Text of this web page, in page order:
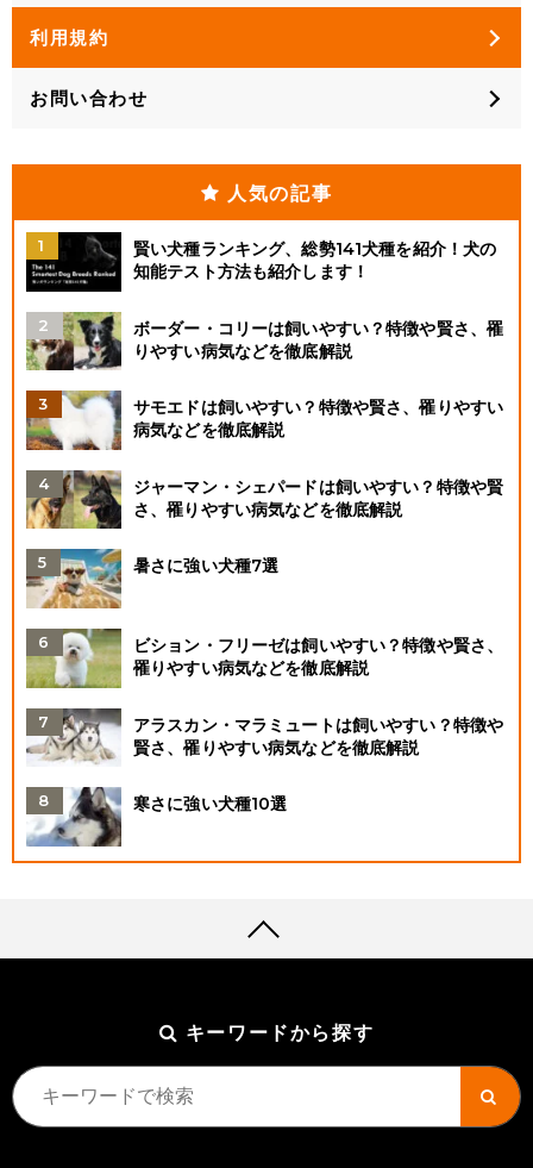
利用規約
お問い合わせ
人気の記事
賢い犬種ランキング、総勢141犬種を紹介！犬の
知能テスト方法も紹介します！
ボーダー・コリーは飼いやすい？特徴や賢さ、罹
りやすい病気などを徹底解説
サモエドは飼いやすい？特徴や賢さ、罹りやすい
病気などを徹底解説
ジャーマン・シェパードは飼いやすい？特徴や賢
さ、罹りやすい病気などを徹底解説
暑さに強い犬種7選
ビション・フリーゼは飼いやすい？特徴や賢さ、
罹りやすい病気などを徹底解説
アラスカン・マラミュートは飼いやすい？特徴や
賢さ、罹りやすい病気などを徹底解説
寒さに強い犬種10選
キーワードから探す